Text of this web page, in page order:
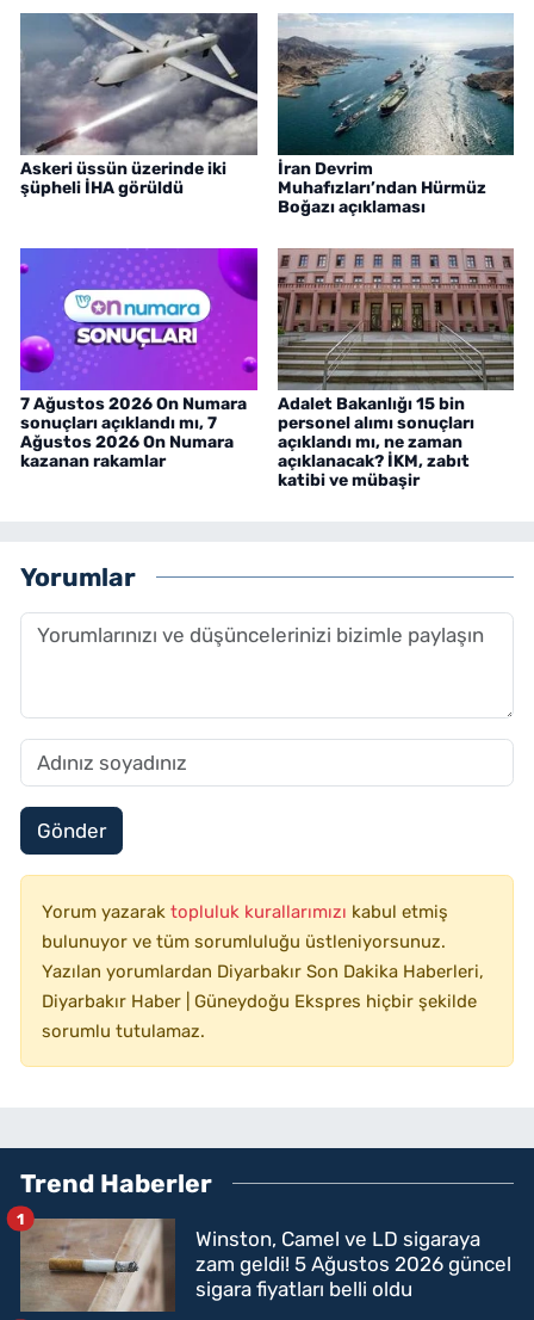
Askeri üssün üzerinde iki
şüpheli İHA görüldü
İran Devrim
Muhafızları’ndan Hürmüz
Boğazı açıklaması
7 Ağustos 2026 On Numara
sonuçları açıklandı mı, 7
Ağustos 2026 On Numara
kazanan rakamlar
Adalet Bakanlığı 15 bin
personel alımı sonuçları
açıklandı mı, ne zaman
açıklanacak? İKM, zabıt
katibi ve mübaşir
Yorumlar
Gönder
Yorum yazarak topluluk kurallarımızı kabul etmiş
bulunuyor ve tüm sorumluluğu üstleniyorsunuz.
Yazılan yorumlardan Diyarbakır Son Dakika Haberleri,
Diyarbakır Haber | Güneydoğu Ekspres hiçbir şekilde
sorumlu tutulamaz.
Trend Haberler
Winston, Camel ve LD sigaraya
zam geldi! 5 Ağustos 2026 güncel
sigara fiyatları belli oldu
1